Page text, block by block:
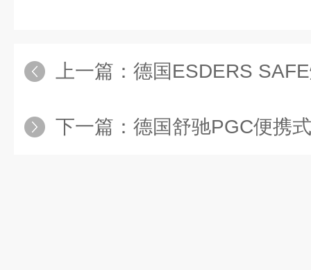
上一篇： 德国ESDERS SAFE燃气
下一篇： 德国舒驰PGC便携